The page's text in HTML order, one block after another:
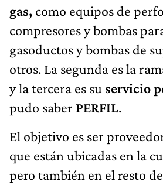
gas, como equipos de
compresores y bombas
gasoductos y bombas de
otros. La segunda es la
y la tercera es su servicio
pudo saber PERFIL.
El objetivo es ser
que están ubicadas en la
pero también en el resto